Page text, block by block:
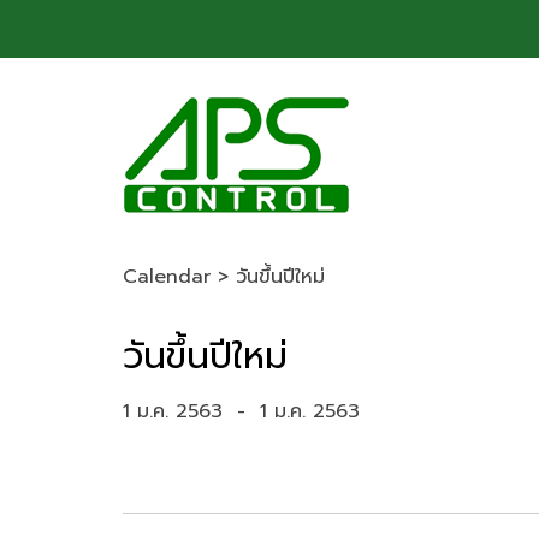
Calendar > วันขึ้นปีใหม่
วันขึ้นปีใหม่
1 ม.ค. 2563 - 1 ม.ค. 2563